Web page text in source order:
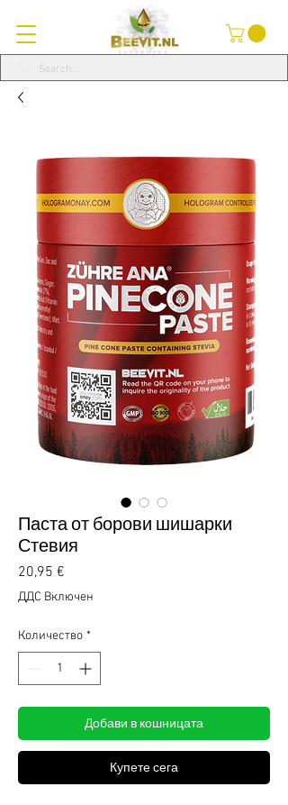
Паста от борови шишарки
Стевия
20,95 €
ДДС Включен
Количество *
Добави в кошницата
Купете сега